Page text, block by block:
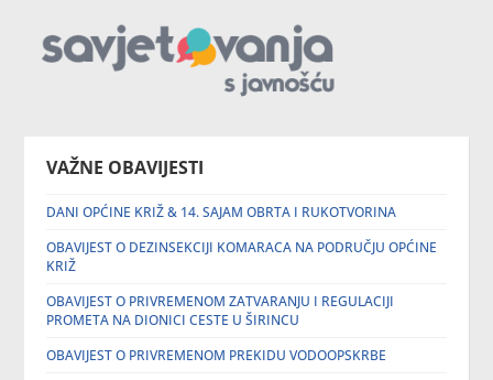
VAŽNE OBAVIJESTI
DANI OPĆINE KRIŽ & 14. SAJAM OBRTA I RUKOTVORINA
OBAVIJEST O DEZINSEKCIJI KOMARACA NA PODRUČJU OPĆINE
KRIŽ
OBAVIJEST O PRIVREMENOM ZATVARANJU I REGULACIJI
PROMETA NA DIONICI CESTE U ŠIRINCU
OBAVIJEST O PRIVREMENOM PREKIDU VODOOPSKRBE